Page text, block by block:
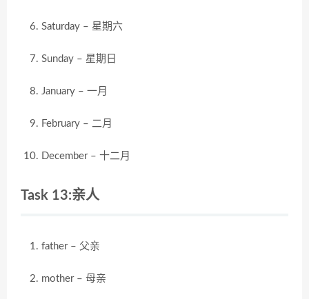
Saturday – 星期六
Sunday – 星期日
January – 一月
February – 二月
December – 十二月
Task 13:亲人
father – 父亲
mother – 母亲